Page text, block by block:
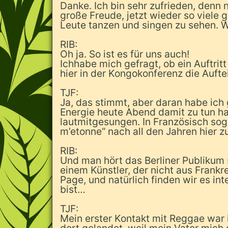
Danke. Ich bin sehr zufrieden,
große Freude, jetzt wieder so viele
Leute tanzen und singen zu sehen.
RIB:
Oh ja. So ist es für uns auch!
Ichhabe mich gefragt, ob ein
hier in der Kongokonferenz die
TJF:
Ja, das stimmt, aber daran habe
Energie heute Abend damit zu tun
lautmitgesungen. In Französisch
m’etonne“ nach all den Jahren hier
RIB:
Und man hört das Berliner
einem Künstler, der nicht aus
Page, und natürlich finden wir es
bist…
TJF:
Mein erster Kontakt mit Reggae